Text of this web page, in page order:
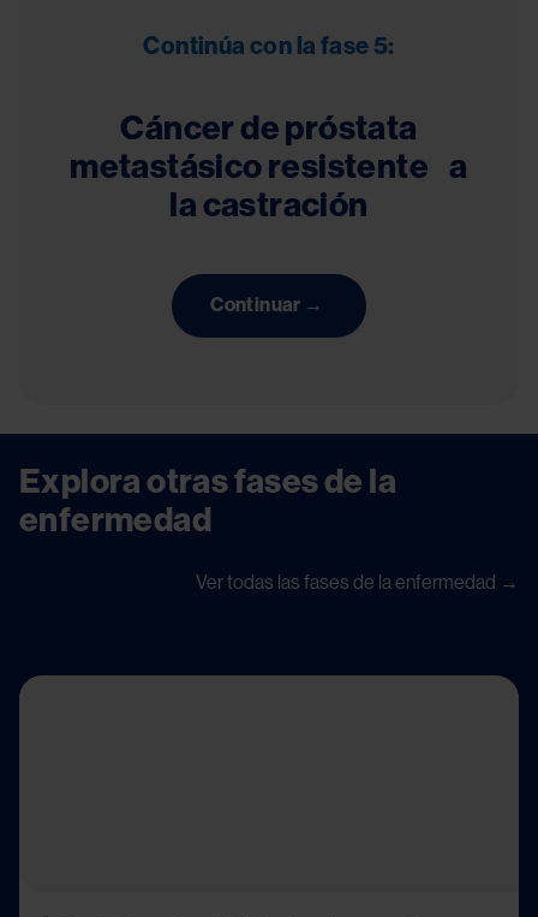
Continúa con la fase 5:
Cáncer de próstata
metastásico resistente a
la castración
Continuar →
Explora otras fases de la
enfermedad
Ver todas las fases de la enfermedad →